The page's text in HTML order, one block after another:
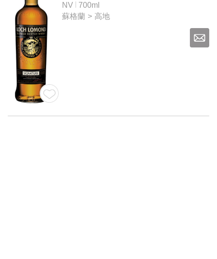
忌
NV
700ml
蘇格蘭 > 高地